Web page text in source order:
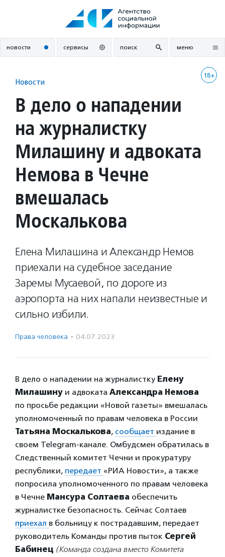
новости сервисы поиск меню
18+
Новости
В дело о нападении
на журналистку
Милашину и адвоката
Немова в Чечне
вмешалась
Москалькова
Елена Милашина и Александр Немов
приехали на судебное заседание
Заремы Мусаевой, по дороге из
аэропорта на них напали неизвестные и
сильно избили.
Права человека · 04.07.2023
В дело о нападении на журналистку Елену
Милашину и адвоката Александра Немова
по просьбе редакции «Новой газеты» вмешалась
уполномоченный по правам человека в России
Татьяна Москалькова, сообщает издание в
своем Telegram-канале. Омбудсмен обратилась в
Следственный комитет Чечни и прокуратуру
республики, передает «РИА Новости», а также
попросила уполномоченного по правам человека
в Чечне Мансура Солтаева обеспечить
журналистке безопасность. Сейчас Солтаев
приехал в больницу к пострадавшим, передает
руководитель Команды против пыток Сергей
Бабинец (Команда создана вместо Комитета